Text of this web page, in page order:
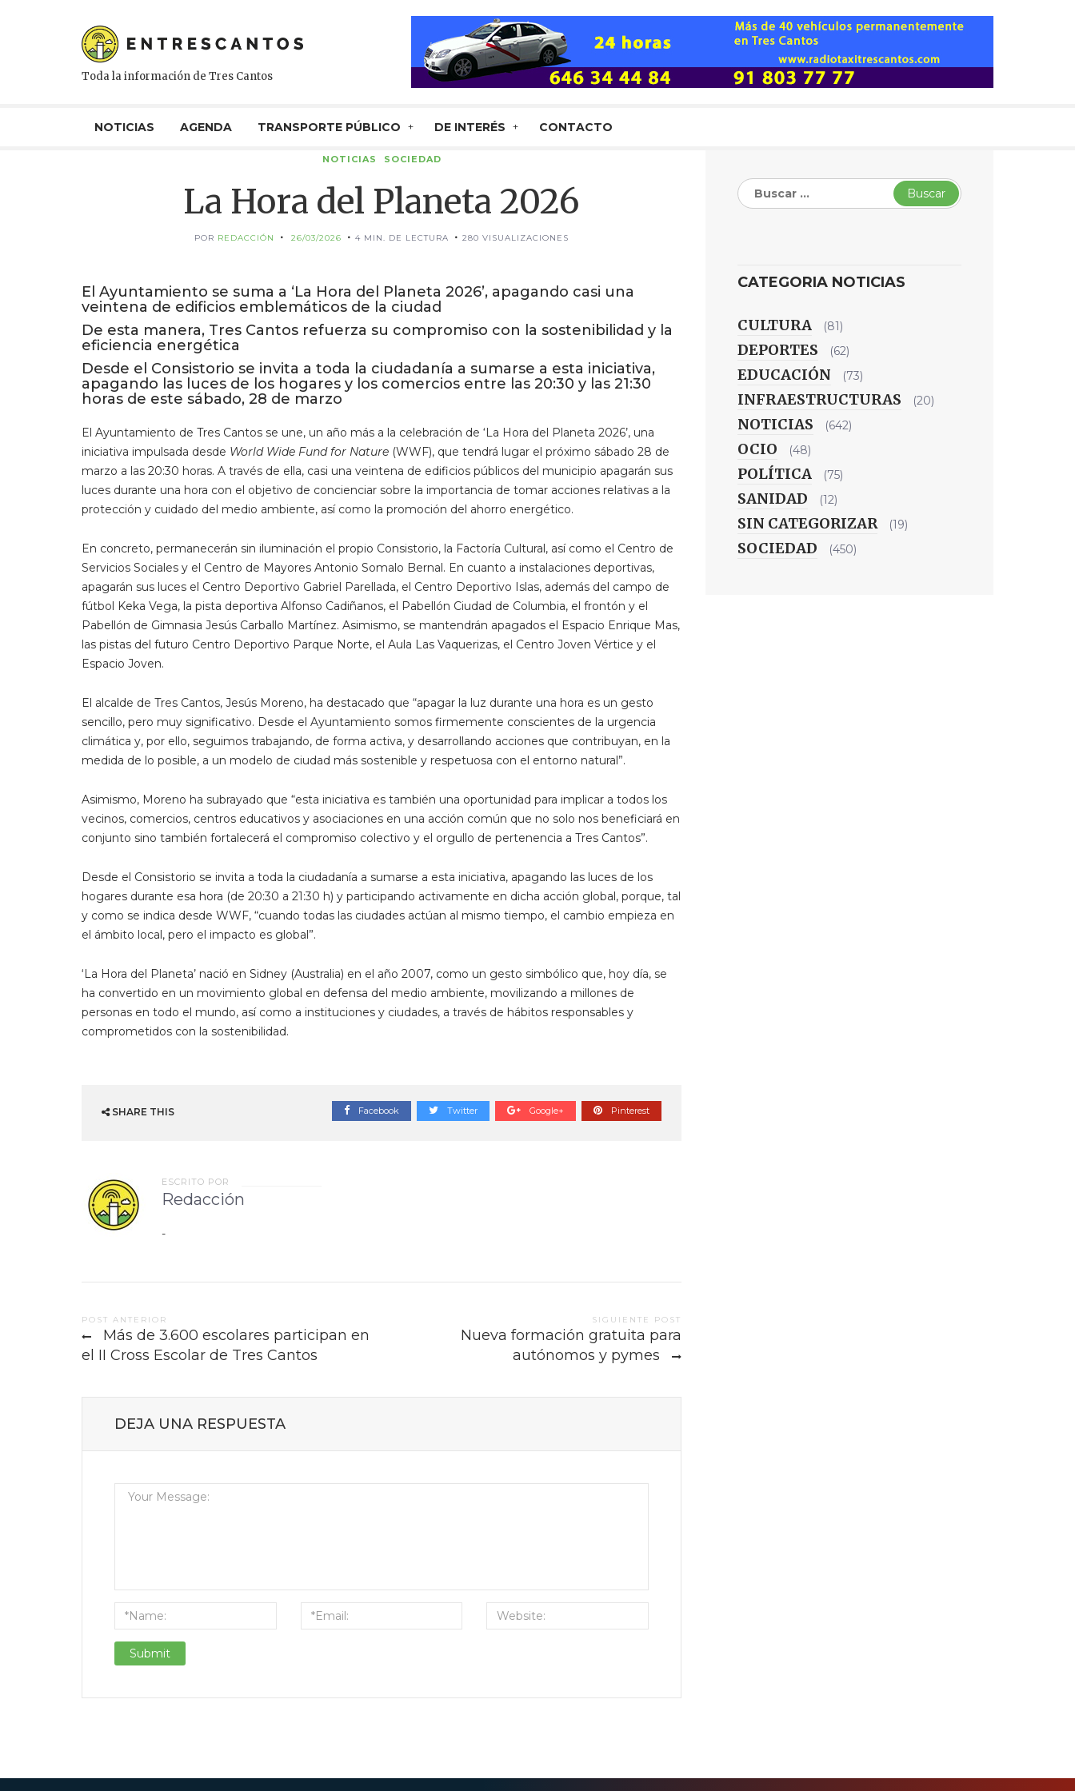
Toda la información de Tres Cantos
NOTICIAS AGENDA TRANSPORTE PÚBLICO DE INTERÉS CONTACTO
NOTICIAS SOCIEDAD
La Hora del Planeta 2026
POR REDACCIÓN 26/03/2026 4 MIN. DE LECTURA 280 VISUALIZACIONES
El Ayuntamiento se suma a ‘La Hora del Planeta 2026’, apagando casi una
veintena de edificios emblemáticos de la ciudad
De esta manera, Tres Cantos refuerza su compromiso con la sostenibilidad y la
eficiencia energética
Desde el Consistorio se invita a toda la ciudadanía a sumarse a esta iniciativa,
apagando las luces de los hogares y los comercios entre las 20:30 y las 21:30
horas de este sábado, 28 de marzo
El Ayuntamiento de Tres Cantos se une, un año más a la celebración de ‘La Hora del Planeta 2026’, una
iniciativa impulsada desde World Wide Fund for Nature (WWF), que tendrá lugar el próximo sábado 28 de
marzo a las 20:30 horas. A través de ella, casi una veintena de edificios públicos del municipio apagarán sus
luces durante una hora con el objetivo de concienciar sobre la importancia de tomar acciones relativas a la
protección y cuidado del medio ambiente, así como la promoción del ahorro energético.
En concreto, permanecerán sin iluminación el propio Consistorio, la Factoría Cultural, así como el Centro de
Servicios Sociales y el Centro de Mayores Antonio Somalo Bernal. En cuanto a instalaciones deportivas,
apagarán sus luces el Centro Deportivo Gabriel Parellada, el Centro Deportivo Islas, además del campo de
fútbol Keka Vega, la pista deportiva Alfonso Cadiñanos, el Pabellón Ciudad de Columbia, el frontón y el
Pabellón de Gimnasia Jesús Carballo Martínez. Asimismo, se mantendrán apagados el Espacio Enrique Mas,
las pistas del futuro Centro Deportivo Parque Norte, el Aula Las Vaquerizas, el Centro Joven Vértice y el
Espacio Joven.
El alcalde de Tres Cantos, Jesús Moreno, ha destacado que “apagar la luz durante una hora es un gesto
sencillo, pero muy significativo. Desde el Ayuntamiento somos firmemente conscientes de la urgencia
climática y, por ello, seguimos trabajando, de forma activa, y desarrollando acciones que contribuyan, en la
medida de lo posible, a un modelo de ciudad más sostenible y respetuosa con el entorno natural”.
Asimismo, Moreno ha subrayado que “esta iniciativa es también una oportunidad para implicar a todos los
vecinos, comercios, centros educativos y asociaciones en una acción común que no solo nos beneficiará en
conjunto sino también fortalecerá el compromiso colectivo y el orgullo de pertenencia a Tres Cantos”.
Desde el Consistorio se invita a toda la ciudadanía a sumarse a esta iniciativa, apagando las luces de los
hogares durante esa hora (de 20:30 a 21:30 h) y participando activamente en dicha acción global, porque, tal
y como se indica desde WWF, “cuando todas las ciudades actúan al mismo tiempo, el cambio empieza en
el ámbito local, pero el impacto es global”.
‘La Hora del Planeta’ nació en Sidney (Australia) en el año 2007, como un gesto simbólico que, hoy día, se
ha convertido en un movimiento global en defensa del medio ambiente, movilizando a millones de
personas en todo el mundo, así como a instituciones y ciudades, a través de hábitos responsables y
comprometidos con la sostenibilidad.
SHARE THIS Facebook Twitter Google+ Pinterest
ESCRITO POR
Redacción
-
Post
navigation
POST ANTERIOR
Más de 3.600 escolares participan en
el II Cross Escolar de Tres Cantos
SIGUIENTE POST
Nueva formación gratuita para
autónomos y pymes
DEJA UNA RESPUESTA
Buscar:
CATEGORIA NOTICIAS
CULTURA (81)
DEPORTES (62)
EDUCACIÓN (73)
INFRAESTRUCTURAS (20)
NOTICIAS (642)
OCIO (48)
POLÍTICA (75)
SANIDAD (12)
SIN CATEGORIZAR (19)
SOCIEDAD (450)